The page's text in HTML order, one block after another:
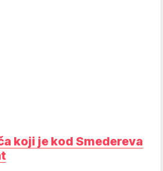
koji je kod Smedereva